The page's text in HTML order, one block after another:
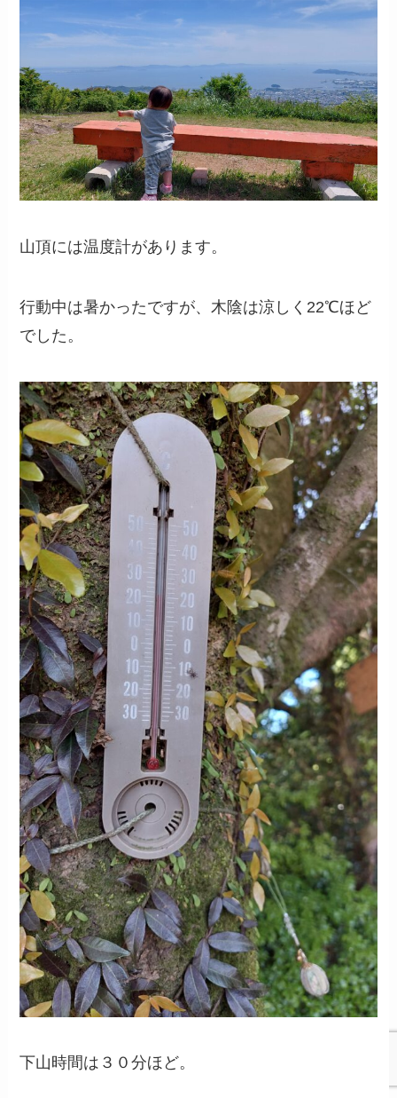
山頂には温度計があります。
行動中は暑かったですが、木陰は涼しく22℃ほど
でした。
下山時間は３０分ほど。